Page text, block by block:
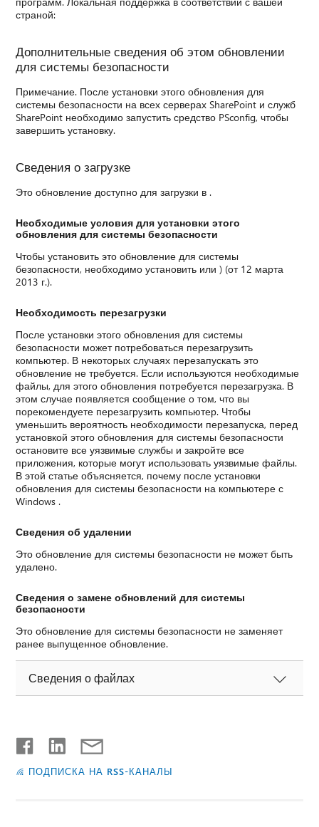
страной:
Дополнительные сведения об этом обновлении
для системы безопасности
Примечание. После установки этого обновления для
системы безопасности на всех серверах SharePoint и служб
SharePoint необходимо запустить средство PSconfig, чтобы
завершить установку.
Сведения о загрузке
Это обновление доступно для загрузки в .
Необходимые условия для установки этого
обновления для системы безопасности
Чтобы установить это обновление для системы
безопасности, необходимо установить или ) (от 12 марта
2013 г.).
Необходимость перезагрузки
После установки этого обновления для системы
безопасности может потребоваться перезагрузить
компьютер. В некоторых случаях перезапускать это
обновление не требуется. Если используются необходимые
файлы, для этого обновления потребуется перезагрузка. В
этом случае появляется сообщение о том, что вы
порекомендуете перезагрузить компьютер. Чтобы
уменьшить вероятность необходимости перезапуска, перед
установкой этого обновления для системы безопасности
остановите все уязвимые службы и закройте все
приложения, которые могут использовать уязвимые файлы.
В этой статье объясняется, почему после установки
обновления для системы безопасности на компьютере с
Windows .
Сведения об удалении
Это обновление для системы безопасности не может быть
удалено.
Сведения о замене обновлений для системы
безопасности
Это обновление для системы безопасности не заменяет
ранее выпущенное обновление.
Сведения о файлах
ПОДПИСКА НА RSS-КАНАЛЫ